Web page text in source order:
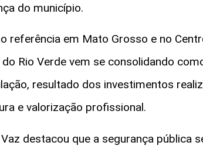
do município.
referência em Mato Grosso e no
Rio Verde vem se consolidando
resultado dos investimentos
e valorização profissional.
destacou que a segurança pública